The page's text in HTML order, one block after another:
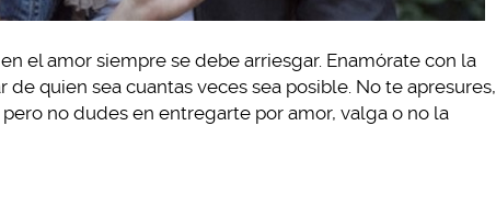
el amor siempre se debe arriesgar. Enamórate con la
quien sea cuantas veces sea posible. No te apresures,
no dudes en entregarte por amor, valga o no la